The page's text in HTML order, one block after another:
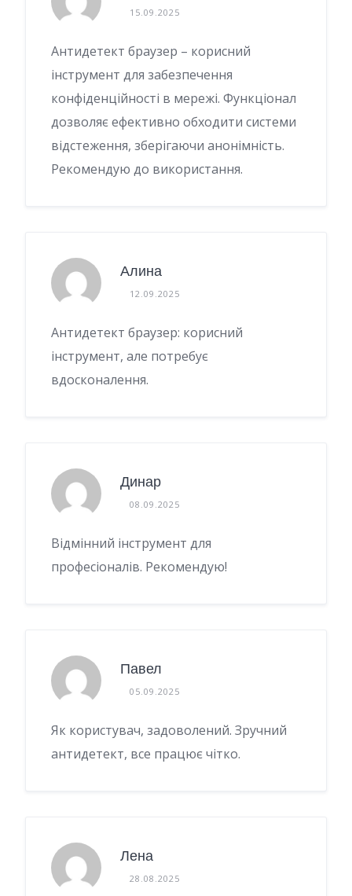
15.09.2025
Антидетект браузер – корисний
інструмент для забезпечення
конфіденційності в мережі. Функціонал
дозволяє ефективно обходити системи
відстеження, зберігаючи анонімність.
Рекомендую до використання.
Алина
12.09.2025
Антидетект браузер: корисний
інструмент, але потребує
вдосконалення.
Динар
08.09.2025
Відмінний інструмент для
професіоналів. Рекомендую!
Павел
05.09.2025
Як користувач, задоволений. Зручний
антидетект, все працює чітко.
Лена
28.08.2025